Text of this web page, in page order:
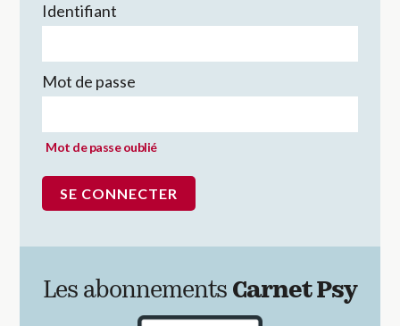
Identifiant
Mot de passe
Mot de passe oublié
Les abonnements Carnet Psy